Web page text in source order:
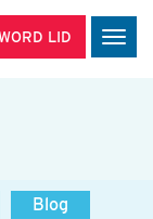
LID
Blog